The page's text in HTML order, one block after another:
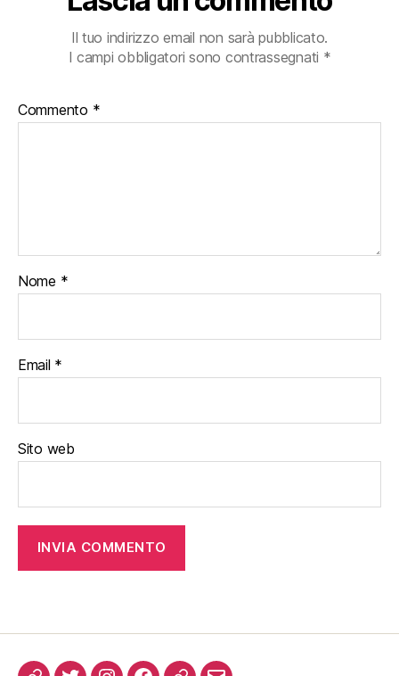
Il tuo indirizzo email non sarà pubblicato.
I campi obbligatori sono contrassegnati *
Commento *
Nome *
Email *
Sito web